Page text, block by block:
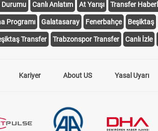
Durumu Canlı Anlatım At Yarışı Transfer
Programı Galatasaray Fenerbahçe Beşiktaş
Transfer Trabzonspor Transfer Canlı İzle
Kariyer About US Yasal Uyarı